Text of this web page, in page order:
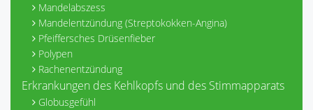
Mandelabszess
Mandelentzündung (Streptokokken-Angina)
Pfeiffersches Drüsenfieber
Polypen
Rachenentzündung
Erkrankungen des Kehlkopfs und des Stimmapparats
Globusgefühl